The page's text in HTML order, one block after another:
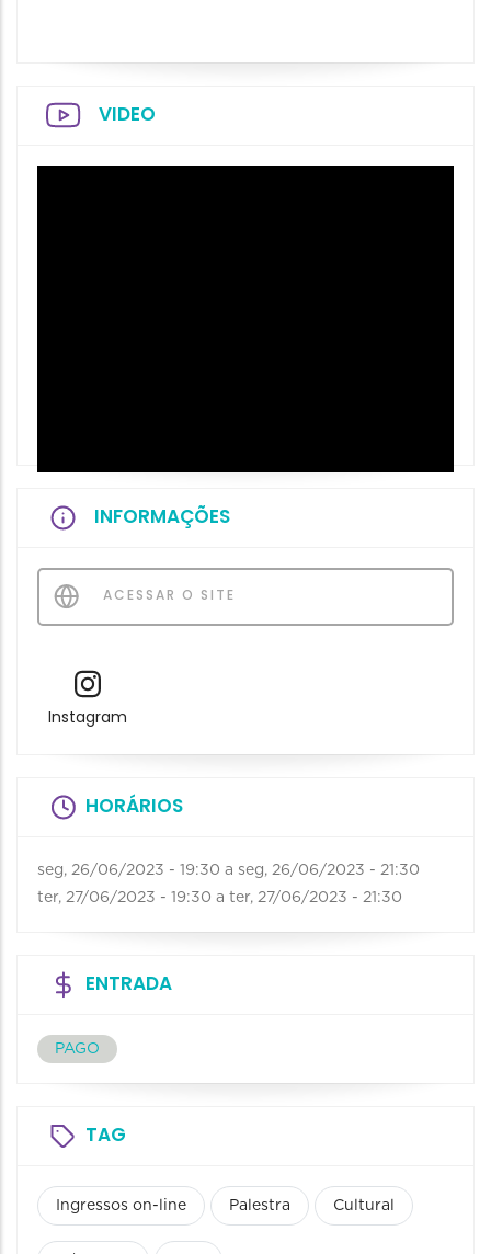
VIDEO
INFORMAÇÕES
ACESSAR O SITE
Instagram
HORÁRIOS
seg, 26/06/2023 - 19:30 a seg, 26/06/2023 - 21:30
ter, 27/06/2023 - 19:30 a ter, 27/06/2023 - 21:30
ENTRADA
PAGO
TAG
Ingressos on-line Palestra Cultural